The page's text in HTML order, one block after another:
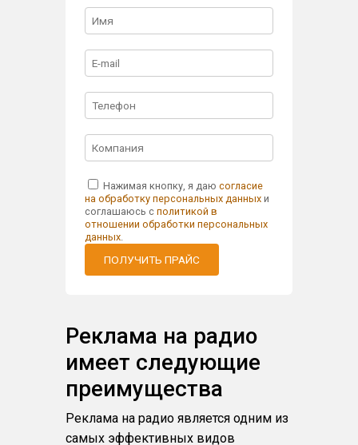
Нажимая кнопку, я даю согласие
на обработку персональных данныхи
соглашаюсь с политикой в
отношении обработки персональных
данных.
ПОЛУЧИТЬ ПРАЙС
Реклама на радио
имеет следующие
преимущества
Реклама на радио является одним из
самых эффективных видов